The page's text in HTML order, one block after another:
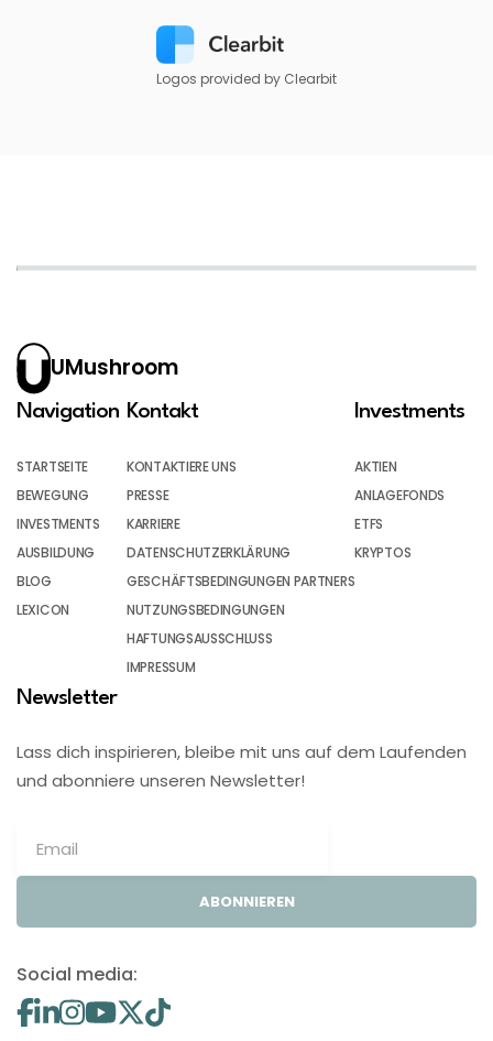
Logos provided by Clearbit
UMushroom
Navigation
STARTSEITE
BEWEGUNG
INVESTMENTS
AUSBILDUNG
BLOG
LEXICON
Kontakt
KONTAKTIERE UNS
PRESSE
KARRIERE
DATENSCHUTZERKLÄRUNG
GESCHÄFTSBEDINGUNGEN PARTNERS
NUTZUNGSBEDINGUNGEN
HAFTUNGSAUSSCHLUSS
IMPRESSUM
Investments
AKTIEN
ANLAGEFONDS
ETFS
KRYPTOS
Newsletter
Lass dich inspirieren, bleibe mit uns auf dem Laufenden
und abonniere unseren Newsletter!
ABONNIEREN
Social media: